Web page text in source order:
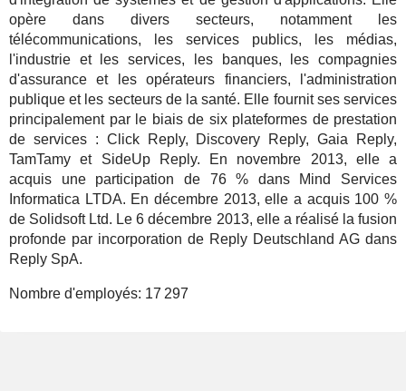
opère dans divers secteurs, notamment les
télécommunications, les services publics, les médias,
l'industrie et les services, les banques, les compagnies
d'assurance et les opérateurs financiers, l'administration
publique et les secteurs de la santé. Elle fournit ses services
principalement par le biais de six plateformes de prestation
de services : Click Reply, Discovery Reply, Gaia Reply,
TamTamy et SideUp Reply. En novembre 2013, elle a
acquis une participation de 76 % dans Mind Services
Informatica LTDA. En décembre 2013, elle a acquis 100 %
de Solidsoft Ltd. Le 6 décembre 2013, elle a réalisé la fusion
profonde par incorporation de Reply Deutschland AG dans
Reply SpA.
Nombre d'employés: 17 297